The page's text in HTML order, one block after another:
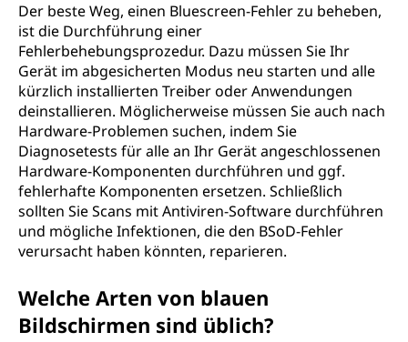
Der beste Weg, einen Bluescreen-Fehler zu beheben,
ist die Durchführung einer
Fehlerbehebungsprozedur. Dazu müssen Sie Ihr
Gerät im abgesicherten Modus neu starten und alle
kürzlich installierten Treiber oder Anwendungen
deinstallieren. Möglicherweise müssen Sie auch nach
Hardware-Problemen suchen, indem Sie
Diagnosetests für alle an Ihr Gerät angeschlossenen
Hardware-Komponenten durchführen und ggf.
fehlerhafte Komponenten ersetzen. Schließlich
sollten Sie Scans mit Antiviren-Software durchführen
und mögliche Infektionen, die den BSoD-Fehler
verursacht haben könnten, reparieren.
Welche Arten von blauen
Bildschirmen sind üblich?